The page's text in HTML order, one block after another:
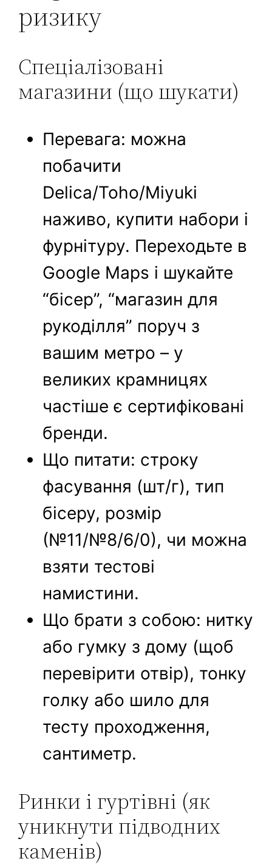
ризику
Спеціалізовані
магазини (що шукати)
Перевага: можна
побачити
Delica/Toho/Miyuki
наживо, купити набори і
фурнітуру. Переходьте в
Google Maps і шукайте
“бісер”, “магазин для
рукоділля” поруч з
вашим метро – у
великих крамницях
частіше є сертифіковані
бренди.
Що питати: строку
фасування (шт/г), тип
бісеру, розмір
(№11/№8/6/0), чи можна
взяти тестові
намистини.
Що брати з собою: нитку
або гумку з дому (щоб
перевірити отвір), тонку
голку або шило для
тесту проходження,
сантиметр.
Ринки і гуртівні (як
уникнути підводних
каменів)